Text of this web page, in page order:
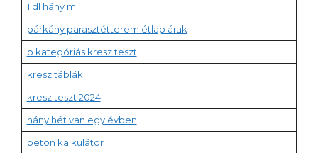
1 dl hány ml
párkány parasztétterem étlap árak
b kategóriás kresz teszt
kresz táblák
kresz teszt 2024
hány hét van egy évben
beton kalkulátor